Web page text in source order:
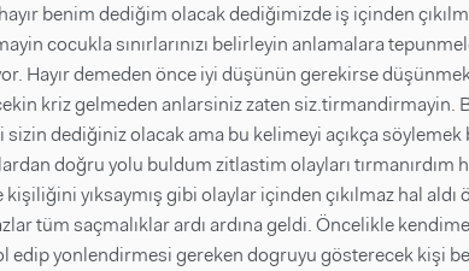
benim dediğim olacak dediğimizde iş içinden
cocukla sınırlarınızı belirleyin anlamalara
Hayır demeden önce iyi düşünün gerekirse
kriz gelmeden anlarsiniz zaten siz.tirmandirmayin.
sizin dediğiniz olacak ama bu kelimeyi açıkça söylemek
doğru yolu buldum zitlastim olayları tırmanırdım
kişiliğini yıksaymış gibi olaylar içinden çıkılmaz hal
tüm saçmalıklar ardı ardına geldi. Öncelikle
edip yonlendirmesi gereken dogruyu gösterecek kişi